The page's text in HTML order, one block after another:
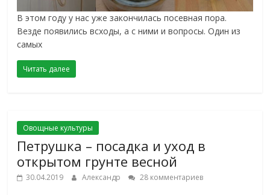
В этом году у нас уже закончилась посевная пора.
Везде появились всходы, а с ними и вопросы. Один из
самых
Читать далее
Овощные культуры
Петрушка – посадка и уход в
открытом грунте весной
30.04.2019 Александр 28 комментариев